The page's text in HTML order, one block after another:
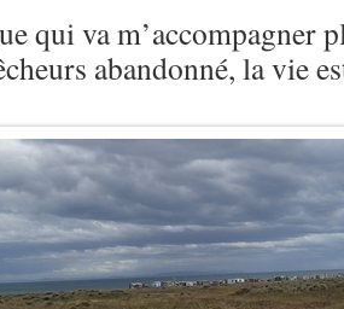
qui va m’accompagner
abandonné, la vie